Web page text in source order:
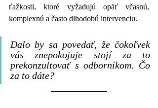
ťažkosti, ktoré vyžadujú opäť včasnú,
komplexnú a často dlhodobú intervenciu.
Dalo by sa povedať, že čokoľvek
vás znepokojuje stojí za to
prekonzultovať s odborníkom. Čo
za to dáte?